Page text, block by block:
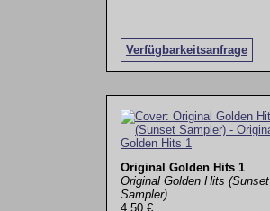
Verfügbarkeitsanfrage
Original Golden Hits 1
Original Golden Hits (Sunset
Sampler)
4,50 €